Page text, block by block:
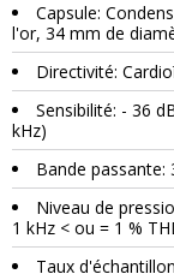
Capsule:
l'or, 34 mm de
Directivité:
Sensibilité: - 36
kHz)
Bande passante:
Niveau de
1 kHz < ou = 1 %
Taux